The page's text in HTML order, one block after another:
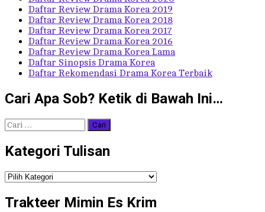
Daftar Review Drama Korea 2019
Daftar Review Drama Korea 2018
Daftar Review Drama Korea 2017
Daftar Review Drama Korea 2016
Daftar Review Drama Korea Lama
Daftar Sinopsis Drama Korea
Daftar Rekomendasi Drama Korea Terbaik
Cari Apa Sob? Ketik di Bawah Ini…
Cari
Kategori Tulisan
Kategori
Trakteer Mimin Es Krim